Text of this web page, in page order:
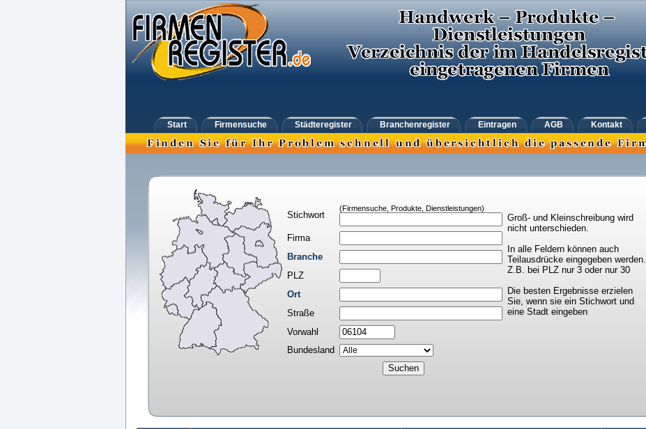
Start Firmensuche Städteregister Branchenregister Eintragen AGB Kontakt
Stichwort
(Firmensuche, Produkte, Dienstleistungen)
Groß- und Kleinschreibung wird
nicht unterschieden.
In alle Feldern können auch
Teilausdrücke eingegeben werden.
Z.B. bei PLZ nur 3 oder nur 30
Die besten Ergebnisse erzielen
Sie, wenn sie ein Stichwort und
eine Stadt eingeben
Firma
Branche
PLZ
Ort
Straße
Vorwahl
Bundesland